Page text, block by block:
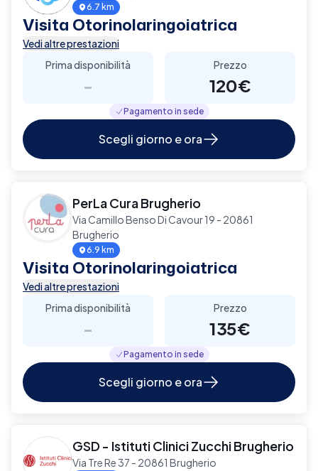
6.7 km
Visita Otorinolaringoiatrica
Vedi altre prestazioni
Prima disponibilità
-
Prezzo
120€
Pagamento in sede
Scegli giorno e ora
PerLa Cura Brugherio
Via Camillo Benso Di Cavour 19 - 20861
Brugherio
6.9 km
Visita Otorinolaringoiatrica
Vedi altre prestazioni
Prima disponibilità
-
Prezzo
135€
Pagamento in sede
Scegli giorno e ora
GSD - Istituti Clinici Zucchi Brugherio
Via Tre Re 37 - 20861 Brugherio